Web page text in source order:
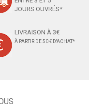
JOURS OUVRÉS*
LIVRAISON À 3€
À PARTIR DE 50 € D'ACHAT*